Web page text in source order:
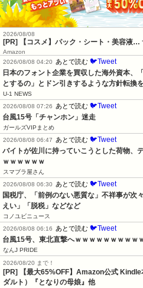
2026/08/08
[PR] 【コスメ】パック・シート・美容液…
Amazon
2026/08/08 04:20
あとで読む 🐦Tweet
日本のフォント企業を買収した海外資本、
とするの」とドン引きするような方針転
U-1 NEWS
2026/08/08 07:26
あとで読む 🐦Tweet
台風15号「チャンホン」迷走
ガールズVIPまとめ
2026/08/08 06:47
あとで読む 🐦Tweet
バイトが佐川に持っていこうとした荷物、
ｗｗｗｗｗｗ
スマブラ屋さん
2026/08/08 06:30
あとで読む 🐦Tweet
国税庁、「前例のない悪質な」不祥事が次
えい」「脱税」などなど
コノユビニュース
2026/08/08 06:16
あとで読む 🐦Tweet
台風15号、東北直撃へｗｗｗｗｗｗｗｗｗ
なんJ PRIDE
2026/08/20 まで！
[PR]
【最大65%OFF】Amazon公式
ダルト）『となりの母娘』他